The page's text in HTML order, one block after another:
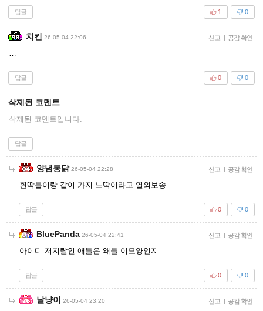
답글 0
1
치킨 26-05-04 22:06 신고 | 공감 확인
답글 0
0
삭제된 코멘트
삭제된 코멘트입니다.
답글
양념통닭 26-05-04 22:28 신고 | 공감 확인
흰딱들이랑 같이 가지 노딱이라고 열외보송
답글 0
0
BluePanda 26-05-04 22:41 신고 | 공감 확인
아이디 저지랄인 애들은 왜들 이모양인지
답글 0
0
날냥이 26-05-04 23:20 신고 | 공감 확인